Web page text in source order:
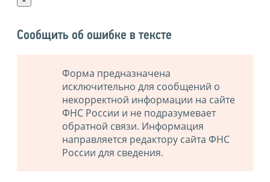
Сообщить об ошибке в тексте
Форма предназначена
исключительно для сообщений о
некорректной информации на сайте
ФНС России и не подразумевает
обратной связи. Информация
направляется редактору сайта ФНС
России для сведения.